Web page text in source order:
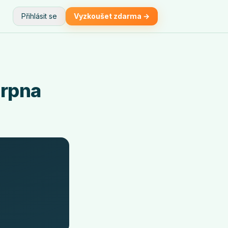
Přihlásit se Vyzkoušet zdarma →